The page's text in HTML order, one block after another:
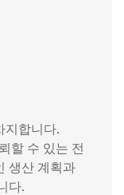
지합니다.
할 수 있는 전
생산 계획과
다.